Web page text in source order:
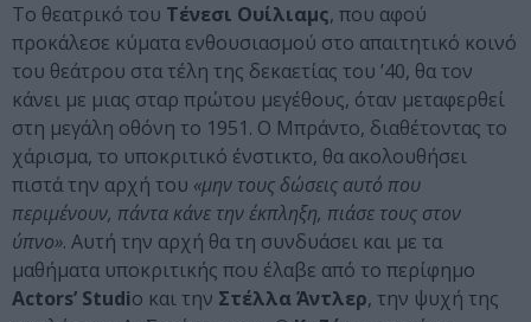
Το θεατρικό του Τένεσι Ουίλιαμς, που αφού
προκάλεσε κύματα ενθουσιασμού στο απαιτητικό κοινό
του θεάτρου στα τέλη της δεκαετίας του ’40, θα τον
κάνει με μιας σταρ πρώτου μεγέθους, όταν μεταφερθεί
στη μεγάλη οθόνη το 1951. Ο Μπράντο, διαθέτοντας το
χάρισμα, το υποκριτικό ένστικτο, θα ακολουθήσει
πιστά την αρχή του «μην τους δώσεις αυτό που
περιμένουν, πάντα κάνε την έκπληξη, πιάσε τους στον
ύπνο». Αυτή την αρχή θα τη συνδυάσει και με τα
μαθήματα υποκριτικής που έλαβε από το περίφημο
Actors’ Studio και την Στέλλα Άντλερ, την ψυχή της